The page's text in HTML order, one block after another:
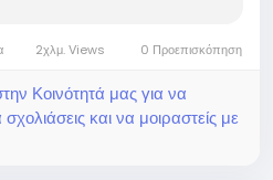
2χλμ. Views 0 Προεπισκόπηση
Κοινότητά μας για να
και να μοιραστείς με